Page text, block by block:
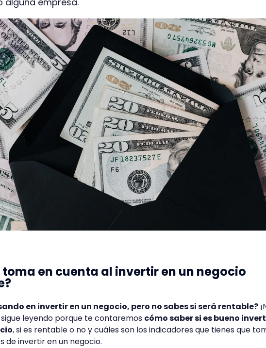
toma en cuenta al invertir en un negocio
en invertir en un negocio, pero no sabes si será rentable?
leyendo porque te contaremos cómo saber si es bueno
, si es rentable o no y cuáles son los indicadores que tienes que
de invertir en un negocio.